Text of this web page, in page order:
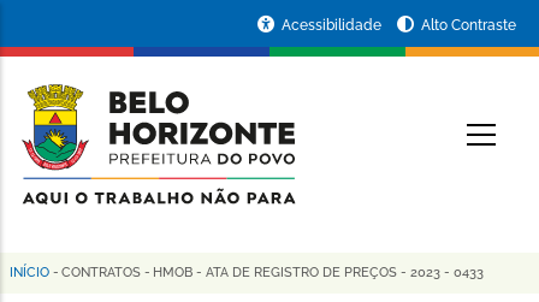
conteúdo
principal
da
Prefeitura
de
Horizonte
Acessibilidade Alto Contraste
Trilha
INÍCIO - CONTRATOS - HMOB - ATA DE REGISTRO DE PREÇOS - 2023 - 0433